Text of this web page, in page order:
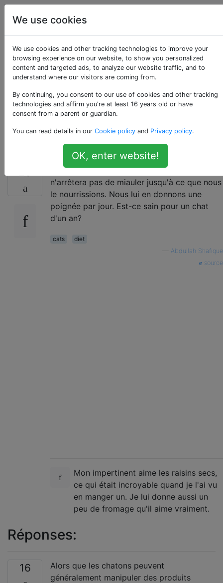
Animaux
domestiques
Est-il sain pour un
chat de manger
régulièrement du
fromage?
20
Mon chaton Mickey est accro au fromage et
n'arrêtera pas de miauler jusqu'à ce que nous
le nourrissions. Nous lui en donnons une
poignée par jour. Est-ce sain pour un chat
d'un an?
cats
diet
Abdullah Shafique
source
Mon impertinent aime les raisins secs,
ce qui était incroyable quand je l'ai vu
en manger un. Je lui donne aussi un
peu de fromage qu'il aime vraiment.
Réponses:
16
Alors que les chatons peuvent
généralement manipuler des produits
We use cookies
We use cookies and other tracking technologies to improve your
browsing experience on our website, to show you personalized
content and targeted ads, to analyze our website traffic, and to
understand where our visitors are coming from.
By continuing, you consent to our use of cookies and other tracking
technologies and affirm you're at least 16 years old or have
consent from a parent or guardian.
You can read details in our Cookie policy and Privacy policy.
OK, enter website!